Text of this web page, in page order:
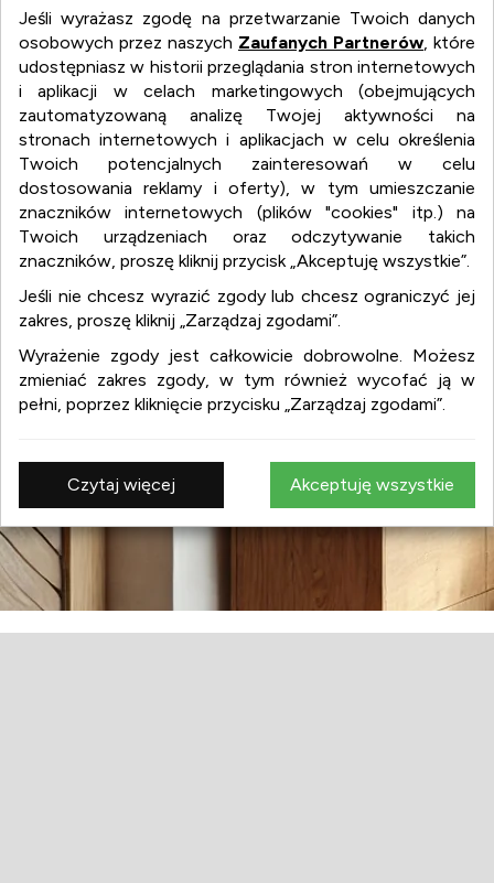
Jeśli wyrażasz zgodę na przetwarzanie Twoich danych
osobowych przez naszych Zaufanych Partnerów, które
udostępniasz w historii przeglądania stron internetowych
i aplikacji w celach marketingowych (obejmujących
zautomatyzowaną analizę Twojej aktywności na
stronach internetowych i aplikacjach w celu określenia
Twoich potencjalnych zainteresowań w celu
dostosowania reklamy i oferty), w tym umieszczanie
znaczników internetowych (plików "cookies" itp.) na
Twoich urządzeniach oraz odczytywanie takich
znaczników, proszę kliknij przycisk „Akceptuję wszystkie”.
Jeśli nie chcesz wyrazić zgody lub chcesz ograniczyć jej
zakres, proszę kliknij „Zarządzaj zgodami”.
Wyrażenie zgody jest całkowicie dobrowolne. Możesz
zmieniać zakres zgody, w tym również wycofać ją w
pełni, poprzez kliknięcie przycisku „Zarządzaj zgodami”.
Czytaj więcej Akceptuję wszystkie
wnetrza.org
wnetrza.org
:aranżacja wnętrz
projekty wnętrz
:design